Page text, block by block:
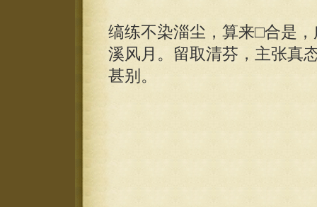
缟练不染淄尘，算来□合是
溪风月。留取清芬，主张真
甚别。